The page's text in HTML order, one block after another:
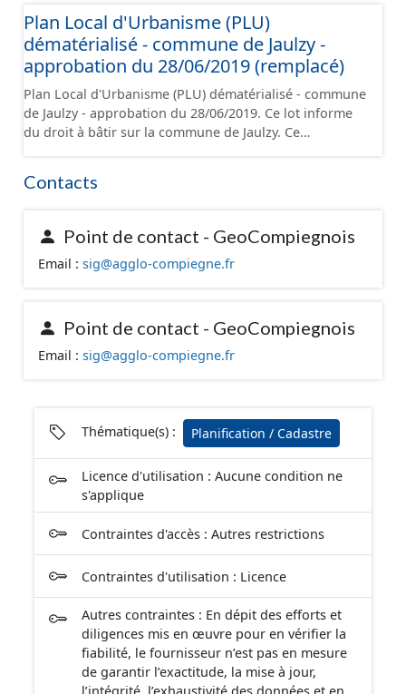
rapport de présentation, le PADD, le règlement (à
l'exception des plans de zonages), les annexes, les
orientations d'aménagement et les données
géographiques. Malgré l'attention portée à la création
de ces données, il est rappelé que seuls les documents
papier font foi et sont opposables d'un point de vue
juridique.
Plan Local d'Urbanisme (PLU)
dématérialisé - commune de Jaulzy -
approbation du 28/06/2019 (remplacé)
Plan Local d'Urbanisme (PLU) dématérialisé - commune
de Jaulzy - approbation du 28/06/2019. Ce lot informe
du droit à bâtir sur la commune de Jaulzy. Ce
administratives, le rapport de présentation, le PADD, le
annexes, les orientations d'aménagement et les
données géographiques. Malgré l'attention portée à la
création de ces données, il est rappelé que seuls les
Contacts
Point de contact - GeoCompiegnois
Email : sig@agglo-compiegne.fr
Point de contact - GeoCompiegnois
Email : sig@agglo-compiegne.fr
Thématique(s) : Planification / Cadastre
Licence d'utilisation : Aucune condition ne
s'applique
Contraintes d'accès : Autres restrictions
Contraintes d'utilisation : Licence
Autres contraintes : En dépit des efforts et
diligences mis en œuvre pour en vérifier la
fiabilité, le fournisseur n’est pas en mesure
de garantir l’exactitude, la mise à jour,